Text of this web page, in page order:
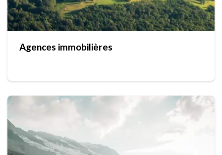
Agences immobilières